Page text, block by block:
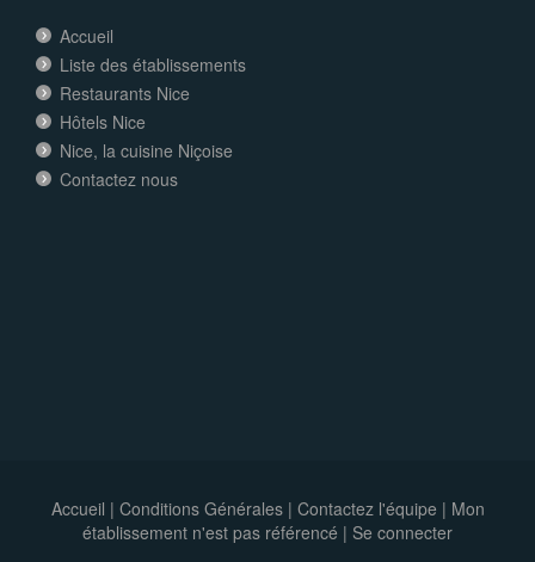
Accueil
Liste des établissements
Restaurants Nice
Hôtels Nice
Nice, la cuisine Niçoise
Contactez nous
Accueil | Conditions Générales| Contactez l'équipe | Mon
établissement n'est pas référencé | Se connecter